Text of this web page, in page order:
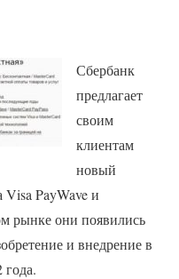
Сбербанк
предлагает
своим
клиентам
новый
Visa PayWave и
рынке они появились
и внедрение в
года.